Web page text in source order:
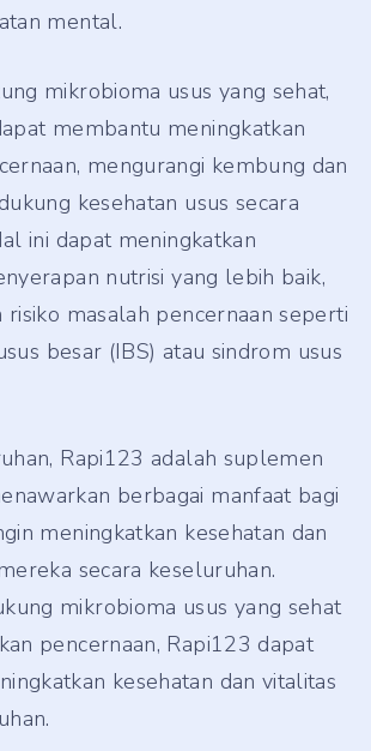
mental.
mikrobioma usus yang sehat,
membantu meningkatkan
mengurangi kembung dan
kesehatan usus secara
ini dapat meningkatkan
nutrisi yang lebih baik,
risiko masalah pencernaan seperti
besar (IBS) atau sindrom usus
Rapi123 adalah suplemen
berbagai manfaat bagi
meningkatkan kesehatan dan
secara keseluruhan.
mikrobioma usus yang sehat
pencernaan, Rapi123 dapat
kesehatan dan vitalitas